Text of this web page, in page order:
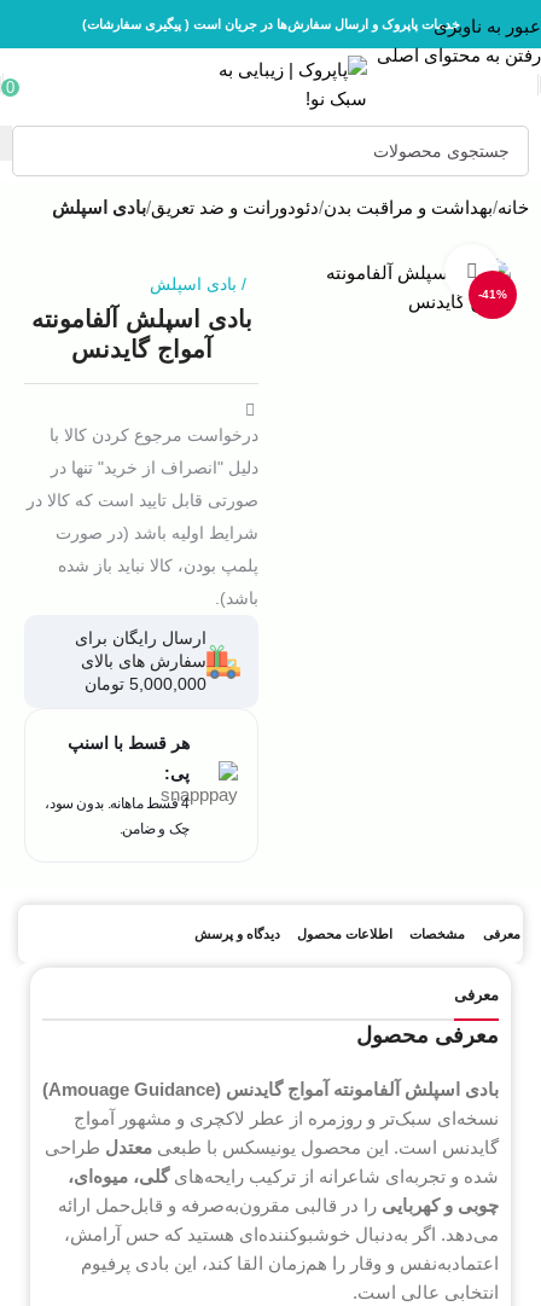
عبور به ناوبری
رفتن به محتوای اصلی
خدمات پاپروک و ارسال سفارش‌ها در جریان است ( پیگیری سفارشات)
0
خانه بهداشت و مراقبت بدن دئودورانت و ضد تعریق بادی اسپلش
-41%
بزرگنمایی تصویر
/ بادی اسپلش
بادی اسپلش آلفامونته
آمواج گایدنس
درخواست مرجوع کردن کالا با
دلیل "انصراف از خرید" تنها در
صورتی قابل تایید است که کالا در
شرایط اولیه باشد (در صورت
پلمپ بودن، کالا نباید باز شده
باشد).
ارسال رایگان برای
سفارش های بالای
5,000,000 تومان
هر قسط با اسنپ
پی:
4 قسط ماهانه. بدون سود،
چک و ضامن.
معرفی مشخصات اطلاعات محصول دیدگاه و پرسش
معرفی
معرفی محصول
بادی اسپلش آلفامونته آمواج گایدنس (Amouage Guidance)
نسخه‌ای سبک‌تر و روزمره از عطر لاکچری و مشهور آمواج
گایدنس است. این محصول یونیسکس با طبعی معتدل طراحی
شده و تجربه‌ای شاعرانه از ترکیب رایحه‌هایگلی، میوه‌ای،
چوبی و کهربایی را در قالبی مقرون‌به‌صرفه و قابل‌حمل ارائه
می‌دهد. اگر به‌دنبال خوشبوکننده‌ای هستید که حس آرامش،
اعتمادبه‌نفس و وقار را هم‌زمان القا کند، این بادی پرفیوم
انتخابی عالی است.